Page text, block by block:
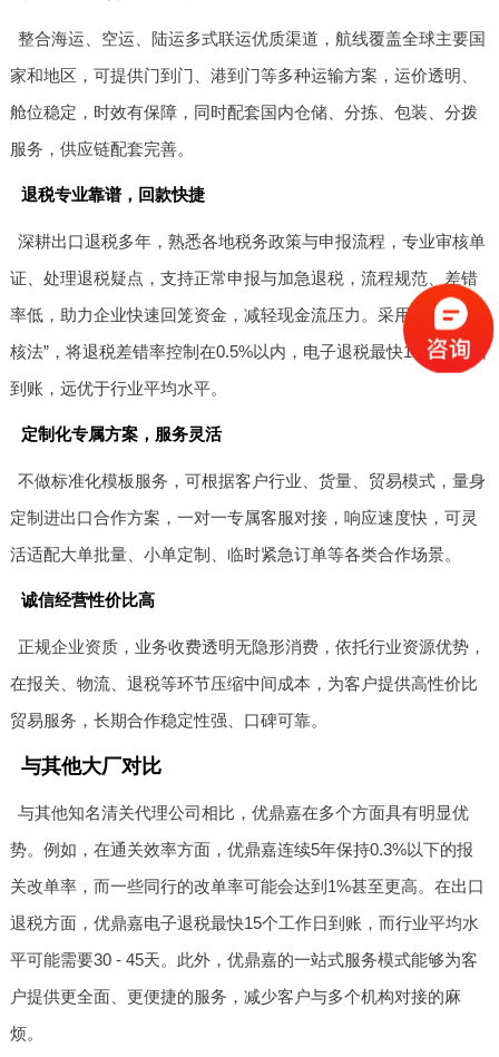
整合海运、空运、陆运多式联运优质渠道，航线覆盖全球主要国
家和地区，可提供门到门、港到门等多种运输方案，运价透明、
舱位稳定，时效有保障，同时配套国内仓储、分拣、包装、分拨
服务，供应链配套完善。
退税专业靠谱，回款快捷
深耕出口退税多年，熟悉各地税务政策与申报流程，专业审核单
证、处理退税疑点，支持正常申报与加急退税，流程规范、差错
率低，助力企业快速回笼资金，减轻现金流压力。采用“三段式审
核法”，将退税差错率控制在0.5%以内，电子退税最快15个工作日
到账，远优于行业平均水平。
定制化专属方案，服务灵活
不做标准化模板服务，可根据客户行业、货量、贸易模式，量身
定制进出口合作方案，一对一专属客服对接，响应速度快，可灵
活适配大单批量、小单定制、临时紧急订单等各类合作场景。
诚信经营性价比高
正规企业资质，业务收费透明无隐形消费，依托行业资源优势，
在报关、物流、退税等环节压缩中间成本，为客户提供高性价比
贸易服务，长期合作稳定性强、口碑可靠。
与其他大厂对比
与其他知名清关代理公司相比，优鼎嘉在多个方面具有明显优
势。例如，在通关效率方面，优鼎嘉连续5年保持0.3%以下的报
关改单率，而一些同行的改单率可能会达到1%甚至更高。在出口
退税方面，优鼎嘉电子退税最快15个工作日到账，而行业平均水
平可能需要30 - 45天。此外，优鼎嘉的一站式服务模式能够为客
户提供更全面、更便捷的服务，减少客户与多个机构对接的麻
烦。